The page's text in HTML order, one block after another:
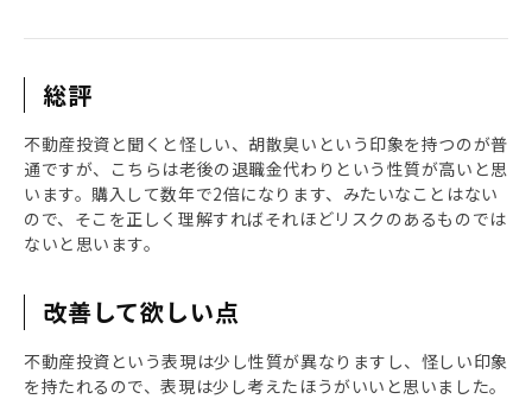
総評
不動産投資と聞くと怪しい、胡散臭いという印象を持つのが普
通ですが、こちらは老後の退職金代わりという性質が高いと思
います。購入して数年で2倍になります、みたいなことはない
ので、そこを正しく理解すればそれほどリスクのあるものでは
ないと思います。
改善して欲しい点
不動産投資という表現は少し性質が異なりますし、怪しい印象
を持たれるので、表現は少し考えたほうがいいと思いました。